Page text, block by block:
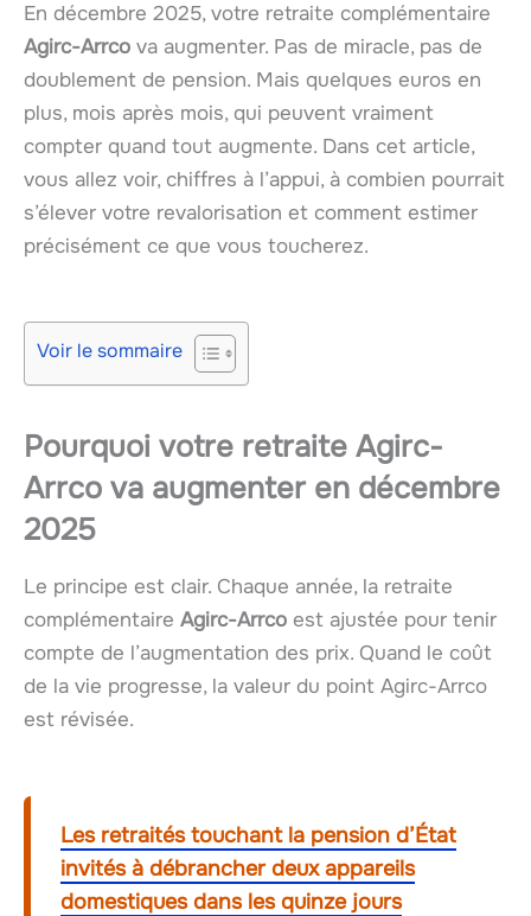
En décembre 2025, votre retraite complémentaire
Agirc-Arrco va augmenter. Pas de miracle, pas de
doublement de pension. Mais quelques euros en
plus, mois après mois, qui peuvent vraiment
compter quand tout augmente. Dans cet article,
vous allez voir, chiffres à l’appui, à combien pourrait
s’élever votre revalorisation et comment estimer
précisément ce que vous toucherez.
Voir le sommaire
Pourquoi votre retraite Agirc-
Arrco va augmenter en décembre
2025
Le principe est clair. Chaque année, la retraite
complémentaire Agirc-Arrco est ajustée pour tenir
compte de l’augmentation des prix. Quand le coût
de la vie progresse, la valeur du point Agirc-Arrco
est révisée.
Les retraités touchant la pension d’État
invités à débrancher deux appareils
domestiques dans les quinze jours